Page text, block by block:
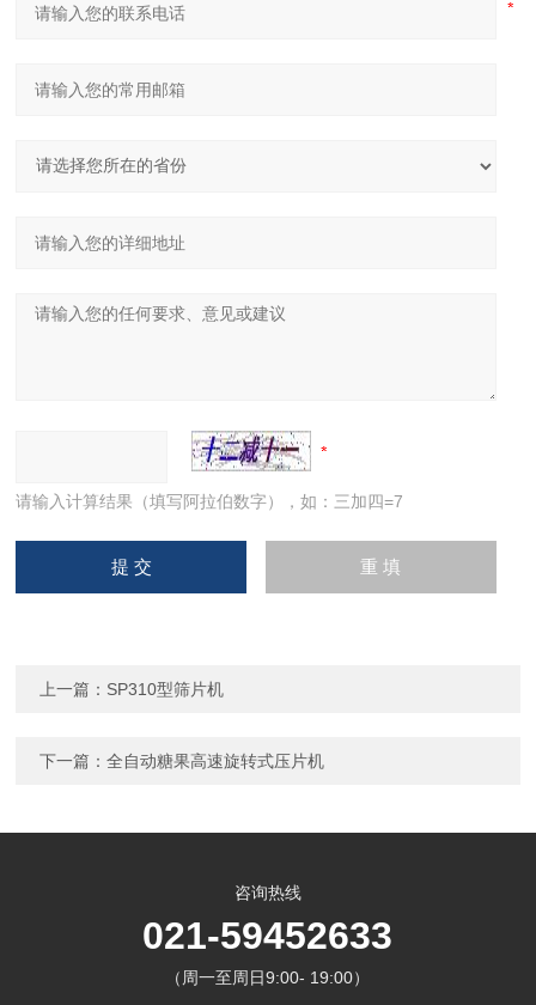
请输入计算结果（填写阿拉伯数字），如：三加四=7
上一篇： SP310型筛片机
下一篇：全自动糖果高速旋转式压片机
咨询热线
021-59452633
（周一至周日9:00- 19:00）